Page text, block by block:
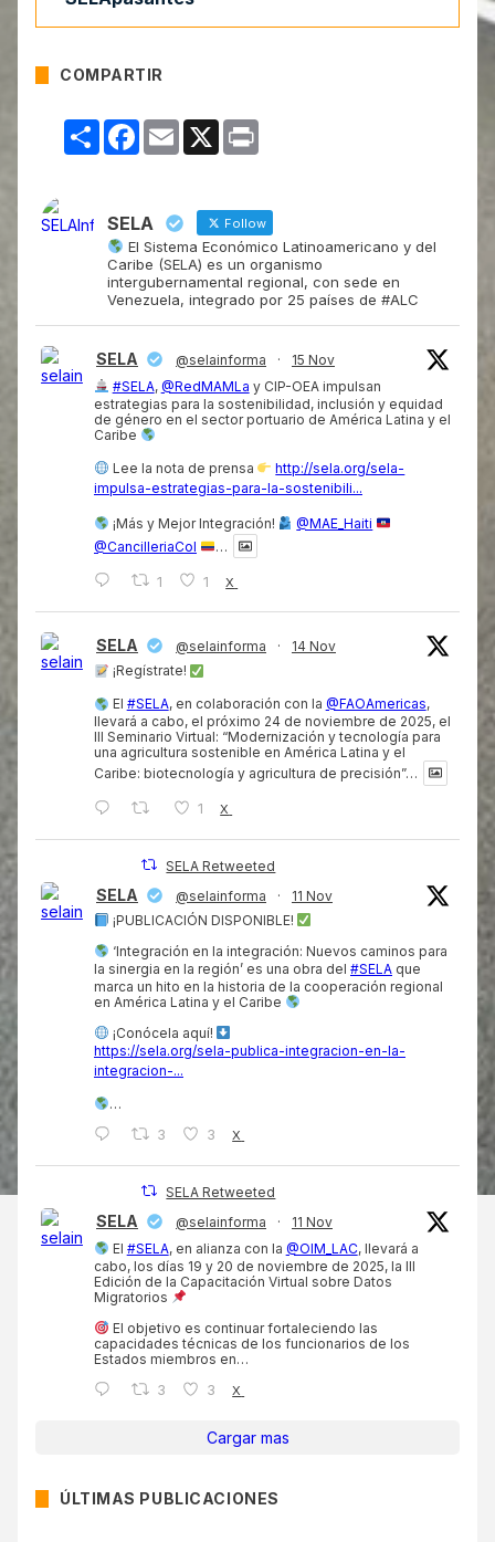
COMPARTIR
CompartirFacebook
Email X
SELA Follow
El Sistema Económico Latinoamericano y del
Caribe (SELA) es un organismo
intergubernamental regional, con sede en
Venezuela, integrado por 25 países de #ALC
SELA @selainforma ·
15 Nov
#SELA, @RedMAMLa y CIP-OEA impulsan
estrategias para la sostenibilidad, inclusión y equidad
de género en el sector portuario de América Latina y el
Caribe
Lee la nota de prensa
http://sela.org/sela-
impulsa-estrategias-para-la-sostenibili...
¡Más y Mejor Integración!
@MAE_Haiti
@CancilleriaCol
…
1 1 X
SELA @selainforma ·
14 Nov
¡Regístrate!
El #SELA, en colaboración con la @FAOAmericas,
llevará a cabo, el próximo 24 de noviembre de 2025, el
III Seminario Virtual: “Modernización y tecnología para
una agricultura sostenible en América Latina y el
Caribe: biotecnología y agricultura de precisión”…
1 X
SELA Retweeted
SELA @selainforma ·
11 Nov
¡PUBLICACIÓN DISPONIBLE!
‘Integración en la integración: Nuevos caminos para
la sinergia en la región’ es una obra del #SELA que
marca un hito en la historia de la cooperación regional
en América Latina y el Caribe
¡Conócela aquí!
https://sela.org/sela-publica-integracion-en-la-
integracion-...
…
3
3 X
SELA Retweeted
SELA @selainforma ·
11 Nov
El #SELA, en alianza con la @OIM_LAC, llevará a
cabo, los días 19 y 20 de noviembre de 2025, la III
Edición de la Capacitación Virtual sobre Datos
Migratorios
El objetivo es continuar fortaleciendo las
capacidades técnicas de los funcionarios de los
Estados miembros en…
3
3 X
Cargar mas
ÚLTIMAS PUBLICACIONES